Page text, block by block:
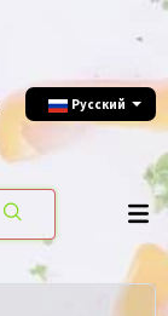
Русский